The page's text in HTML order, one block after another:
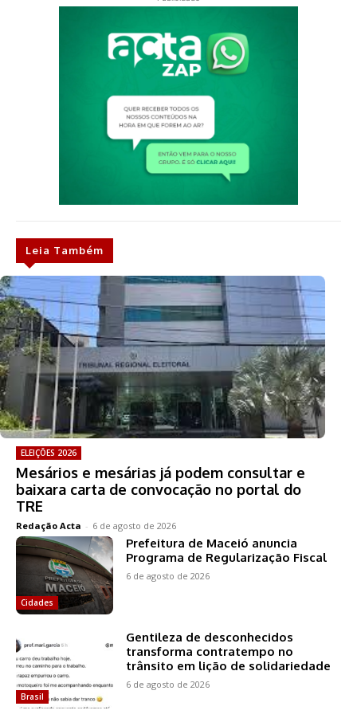
Leia Também
ELEIÇÕES 2026
Mesários e mesárias já podem consultar e
baixara carta de convocação no portal do
TRE
Redação Acta - 6 de agosto de 2026
Cidades
Prefeitura de Maceió anuncia
Programa de Regularização Fiscal
6 de agosto de 2026
Brasil
Gentileza de desconhecidos
transforma contratempo no
trânsito em lição de solidariedade
6 de agosto de 2026